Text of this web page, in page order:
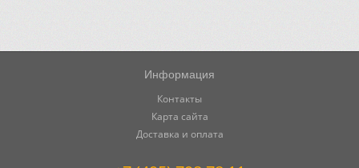
Информация
Контакты
Карта сайта
Доставка и оплата